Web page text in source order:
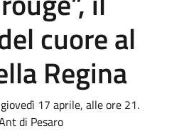
cuore al
Regina
17 aprile, alle ore 21.
di Pesaro